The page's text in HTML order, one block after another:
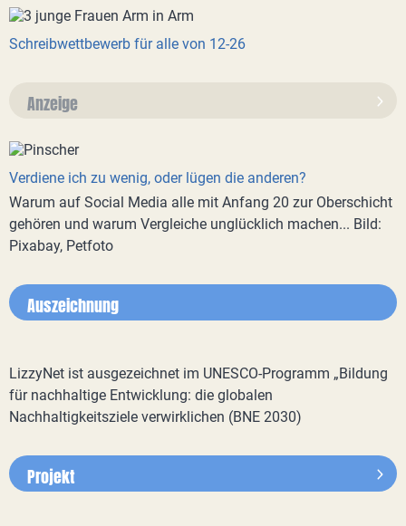
Schreibwettbewerb für alle von 12-26
Anzeige
Verdiene ich zu wenig, oder lügen die anderen?
Warum auf Social Media alle mit Anfang 20 zur Oberschicht
gehören und warum Vergleiche unglücklich machen... Bild:
Pixabay, Petfoto
Auszeichnung
LizzyNet ist ausgezeichnet im UNESCO-Programm „Bildung
für nachhaltige Entwicklung: die globalen
Nachhaltigkeitsziele verwirklichen (BNE 2030)
Projekt